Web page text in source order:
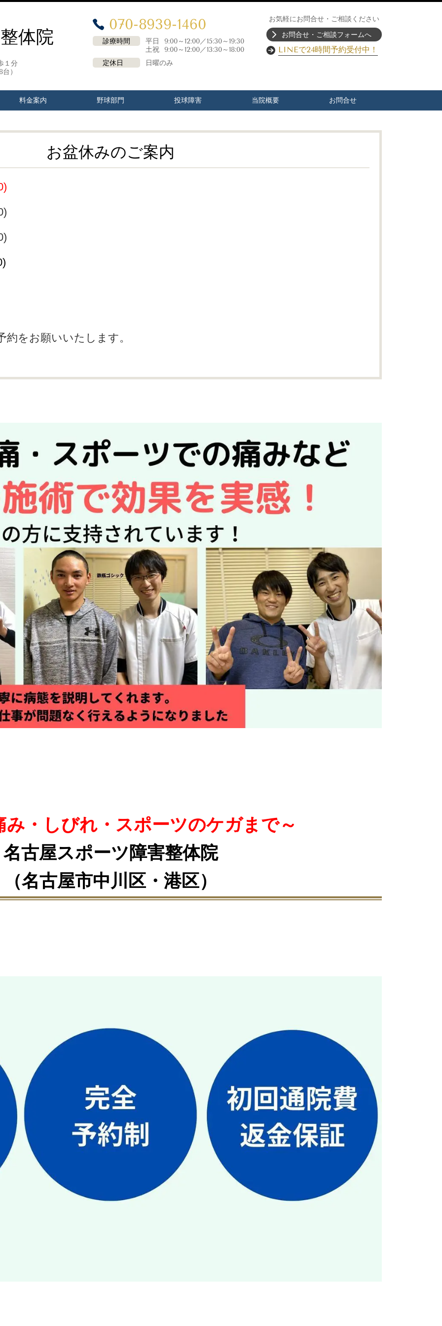
体院
１分
）
070-8939-1460
診療時間
平日 9:00～12:00／15:30～19:30
土祝 9:00～12:00／13:30～18:00
定休日
日曜のみ
お気軽にお問合せ・ご相談ください
お問合せ・ご相談フォームへ
LINEで24時間予約受付中！
料金案内 野球部門 投球障害 当院概要 お問合せ
お盆休みのご案内
をお願いいたします。
み・しびれ・スポーツのケガまで～
名古屋スポーツ障害整体院
（名古屋市中川区・港区）